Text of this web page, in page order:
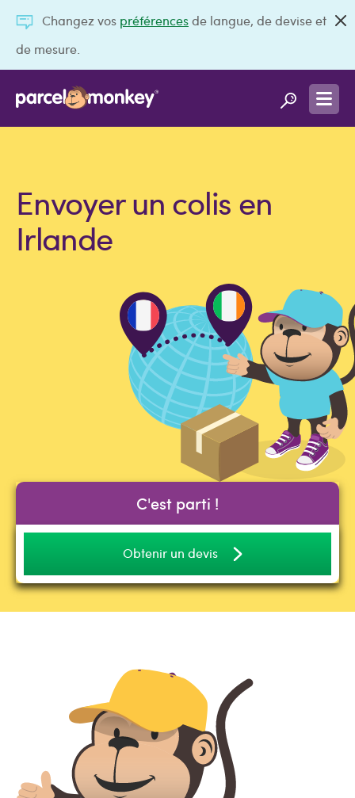
Changez vos préférencesde langue, de devise et
de mesure.
Envoyer un colis en
Irlande
C'est parti !
Obtenir un devis